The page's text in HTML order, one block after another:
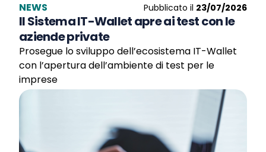
NEWS Pubblicato il 23/07/2026
Il Sistema IT-Wallet apre ai test con le
aziende private
Prosegue lo sviluppo dell’ecosistema IT-Wallet
con l’apertura dell’ambiente di test per le
imprese